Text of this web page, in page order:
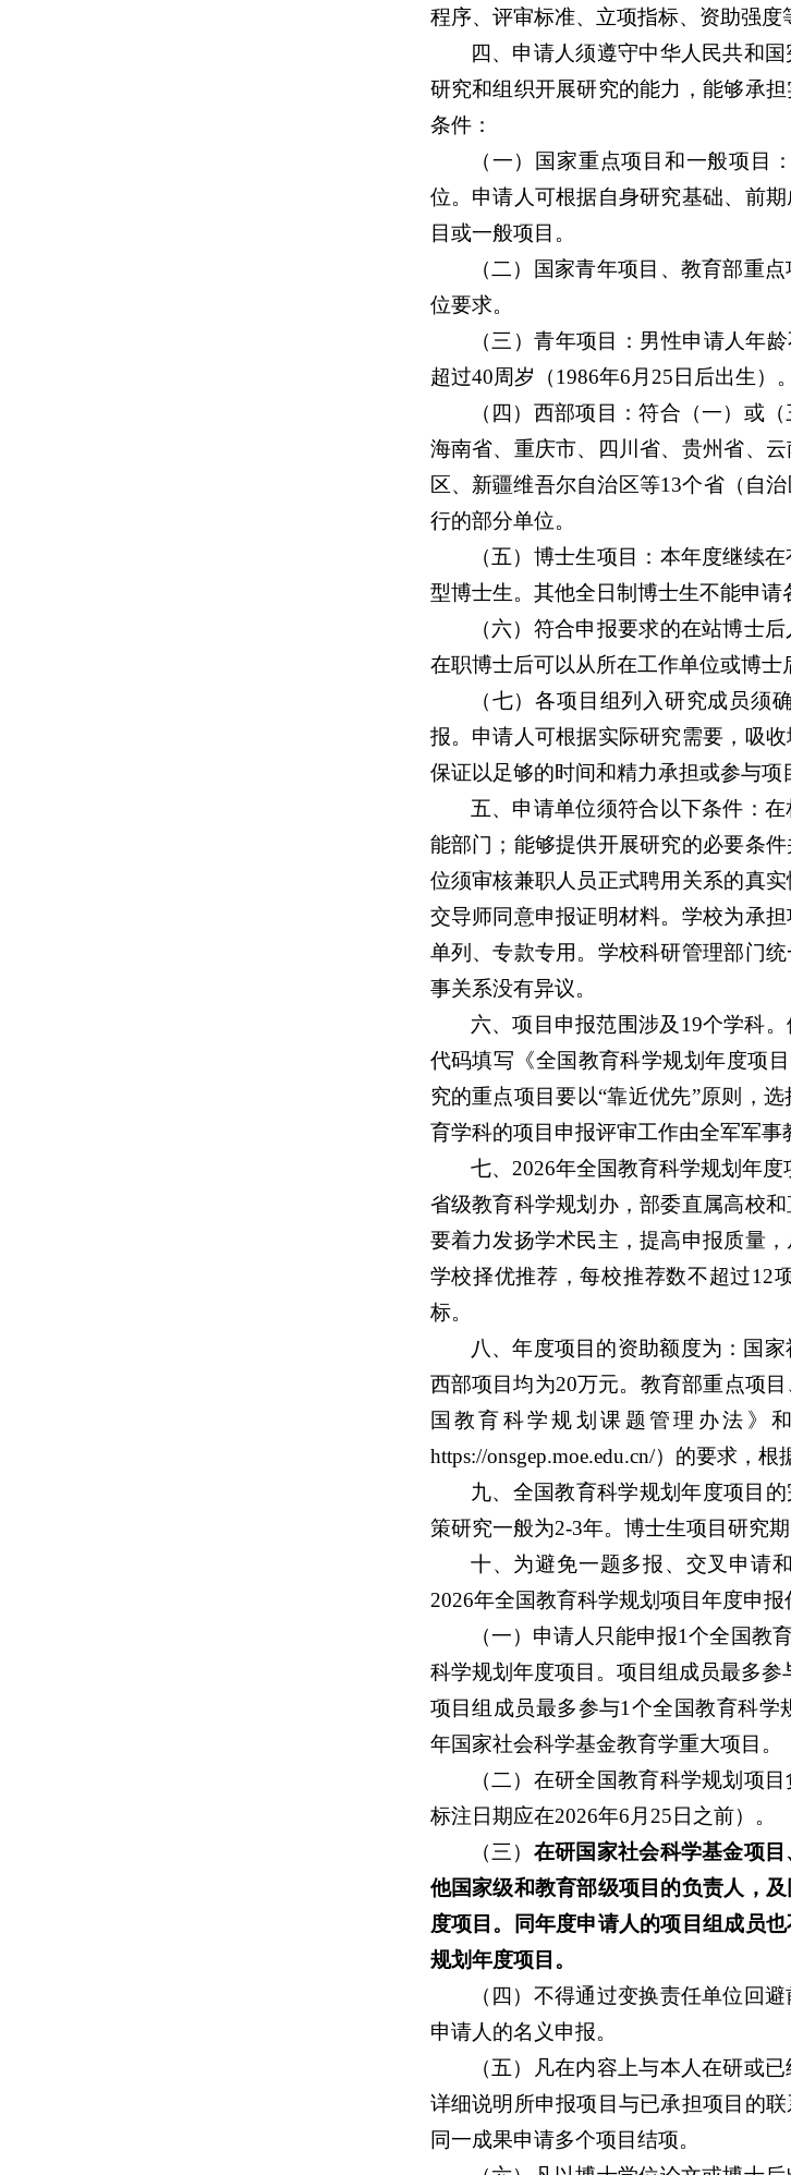
程序、评审标准、立项指标、资助强度
四、申请人须遵守中华人民共和
研究和组织开展研究的能力，能够承
条件：
（一）国家重点项目和一般项目
位。申请人可根据自身研究基础、前
目或一般项目。
（二）国家青年项目、教育部重
位要求。
（三）青年项目：男性申请人年
超过40周岁（1986年6月25日后出生）。
（四）西部项目：符合（一）或
海南省、重庆市、四川省、贵州省、
区、新疆维吾尔自治区等13个省（自
行的部分单位。
（五）博士生项目：本年度继续
型博士生。其他全日制博士生不能申请
（六）符合申报要求的在站博士
在职博士后可以从所在工作单位或博士
（七）各项目组列入研究成员须
报。申请人可根据实际研究需要，吸
保证以足够的时间和精力承担或参与项
五、申请单位须符合以下条件：
能部门；能够提供开展研究的必要条
位须审核兼职人员正式聘用关系的真
交导师同意申报证明材料。学校为承
单列、专款专用。学校科研管理部门
事关系没有异议。
六、项目申报范围涉及19个学科
代码填写《全国教育科学规划年度项
究的重点项目要以“靠近优先”原则，
育学科的项目申报评审工作由全军军事
七、2026年全国教育科学规划年度
省级教育科学规划办，部委直属高校
要着力发扬学术民主，提高申报质量
学校择优推荐，每校推荐数不超过12
标。
八、年度项目的资助额度为：国
西部项目均为20万元。教育部重点项
国教育科学规划课题管理办法》
https://onsgep.moe.edu.cn/）的要求，
九、全国教育科学规划年度项目
策研究一般为2-3年。博士生项目研究
十、为避免一题多报、交叉申请
2026年全国教育科学规划项目年度申报
（一）申请人只能申报1个全国教
科学规划年度项目。项目组成员最多
项目组成员最多参与1个全国教育科
年国家社会科学基金教育学重大项目。
（二）在研全国教育科学规划项
标注日期应在2026年6月25日之前）。
（三） 在研国家社会科学基金项
他国家级和教育部级项目的负责人，
度项目。同年度申请人的项目组成员
规划年度项目。
（四）不得通过变换责任单位回
申请人的名义申报。
（五）凡在内容上与本人在研或
详细说明所申报项目与已承担项目的
同一成果申请多个项目结项。